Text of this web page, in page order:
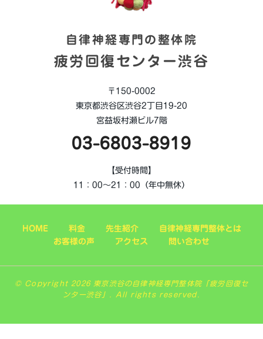
自律神経専門の整体院
疲労回復センター渋谷
〒150-0002
東京都渋谷区渋谷2丁目19-20
宮益坂村瀬ビル7階
03-6803-8919
【受付時間】
11：00～21：00（年中無休）
HOME 料金 先生紹介
自律神経専門整体とは
お客様の声
アクセス 問い合わせ
© Copyright 2026 東京渋谷の自律神経専門整体院「疲労回復セ
ンター渋谷」. All rights reserved.